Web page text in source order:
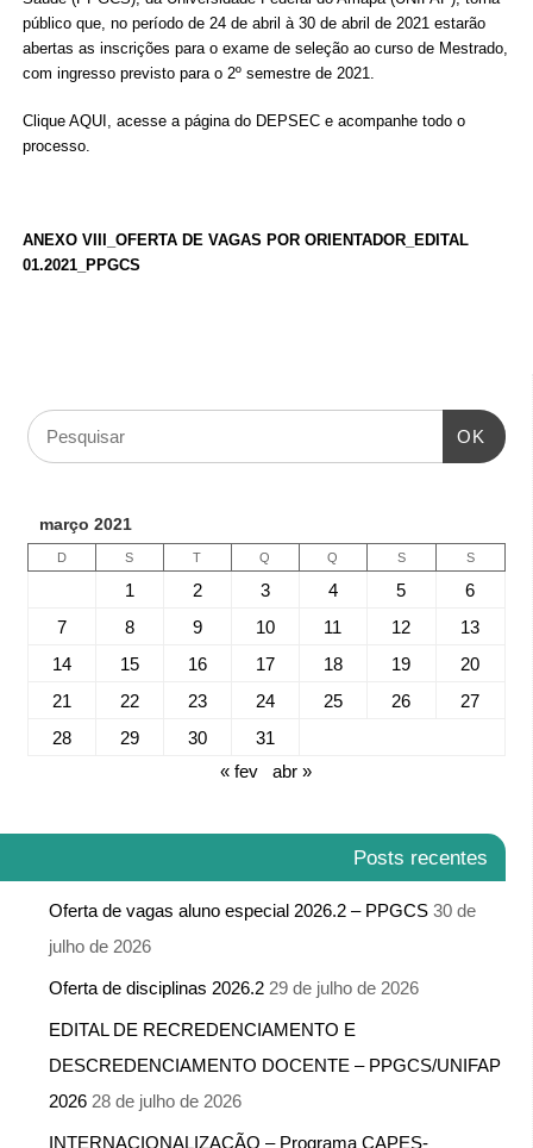
público que, no período de 24 de abril à 30 de abril de 2021 estarão
abertas as inscrições para o exame de seleção ao curso de Mestrado,
com ingresso previsto para o 2º semestre de 2021.
Clique AQUI , acesse a página do DEPSECe acompanhe todo o
processo.
ANEXO VIII_OFERTA DE VAGAS POR ORIENTADOR_EDITAL
01.2021_PPGCS
OK
março 2021
D S T Q Q S S
1 2 3 4 5
6
7
8 9 10 11 12
13
14
15 16 17 18 19
20
21
22 23 24 25 26
27
28
29 30
31
« fev
abr »
Posts recentes
Oferta de vagas aluno especial 2026.2 – PPGCS 30 de
julho de 2026
Oferta de disciplinas 2026.2 29 de julho de 2026
EDITAL DE RECREDENCIAMENTO E
DESCREDENCIAMENTO DOCENTE – PPGCS/UNIFAP
2026 28 de julho de 2026
INTERNACIONALIZAÇÃO – Programa CAPES-